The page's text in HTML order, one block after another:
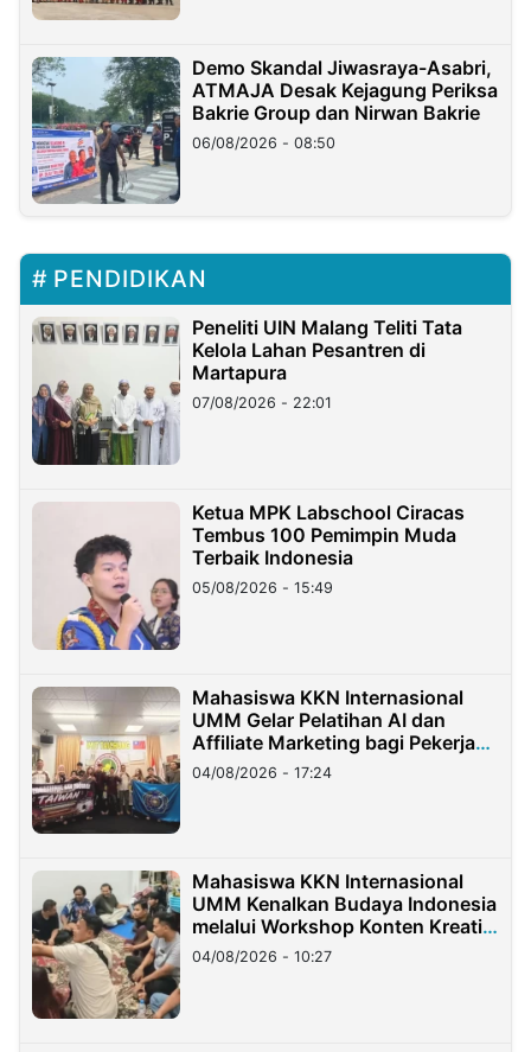
Demo Skandal Jiwasraya-Asabri,
ATMAJA Desak Kejagung Periksa
Bakrie Group dan Nirwan Bakrie
06/08/2026 - 08:50
PENDIDIKAN
Peneliti UIN Malang Teliti Tata
Kelola Lahan Pesantren di
Martapura
07/08/2026 - 22:01
Ketua MPK Labschool Ciracas
Tembus 100 Pemimpin Muda
Terbaik Indonesia
05/08/2026 - 15:49
Mahasiswa KKN Internasional
UMM Gelar Pelatihan AI dan
Affiliate Marketing bagi Pekerja
Migran Indonesia di Taiwan
04/08/2026 - 17:24
Mahasiswa KKN Internasional
UMM Kenalkan Budaya Indonesia
melalui Workshop Konten Kreatif
di Taiwan
04/08/2026 - 10:27